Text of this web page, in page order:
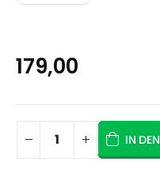
179,00
IN